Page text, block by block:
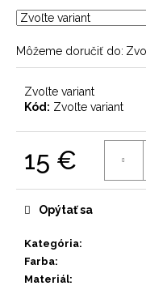
Môžeme doručiť do:
Zvoľte variant
Kód: Zvoľte variant
15 €
Kategória:
Farba:
Materiál:
Opýtať sa